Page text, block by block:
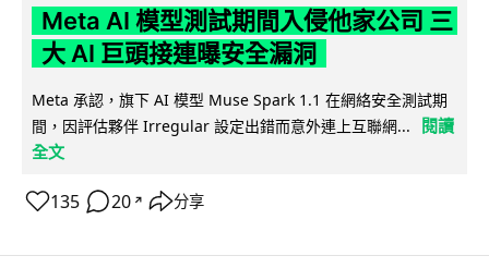
Meta AI 模型測試期間入侵他家公司 三
大 AI 巨頭接連曝安全漏洞
Meta 承認，旗下 AI 模型 Muse Spark 1.1 在網絡安全測試期
間，因評估夥伴 Irregular 設定出錯而意外連上互聯網...
閱讀
全文
135 20 ↗ 分享